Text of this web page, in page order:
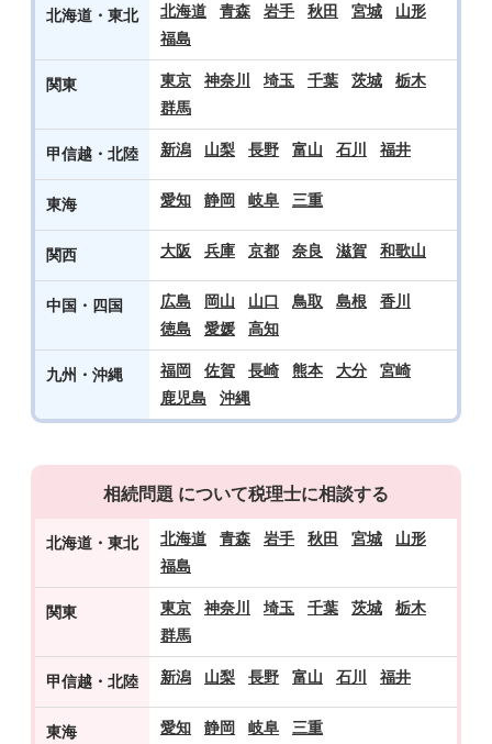
北海道・東北 北海道 青森 岩手 秋田 宮城
山形
福島
関東 東京 神奈川 埼玉 千葉 茨城
栃木
群馬
甲信越・北陸 新潟 山梨 長野 富山 石川 福井
東海 愛知 静岡 岐阜 三重
関西 大阪 兵庫 京都 奈良 滋賀 和歌山
中国・四国 広島 岡山 山口 鳥取 島根
香川
徳島
愛媛 高知
九州・沖縄 福岡 佐賀 長崎 熊本 大分
宮崎
鹿児島
沖縄
相続問題 について税理士に相談する
北海道・東北 北海道 青森 岩手 秋田 宮城
山形
福島
関東 東京 神奈川 埼玉 千葉 茨城
栃木
群馬
甲信越・北陸 新潟 山梨 長野 富山 石川 福井
東海 愛知 静岡 岐阜 三重